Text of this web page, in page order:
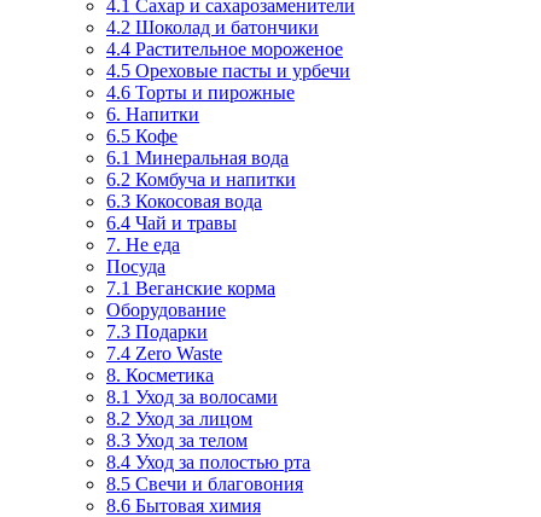
4.1 Сахар и сахарозаменители
4.2 Шоколад и батончики
4.4 Растительное мороженое
4.5 Ореховые пасты и урбечи
4.6 Торты и пирожные
6. Напитки
6.5 Кофе
6.1 Минеральная вода
6.2 Комбуча и напитки
6.3 Кокосовая вода
6.4 Чай и травы
7. Не еда
Посуда
7.1 Веганские корма
Оборудование
7.3 Подарки
7.4 Zero Waste
8. Косметика
8.1 Уход за волосами
8.2 Уход за лицом
8.3 Уход за телом
8.4 Уход за полостью рта
8.5 Свечи и благовония
8.6 Бытовая химия